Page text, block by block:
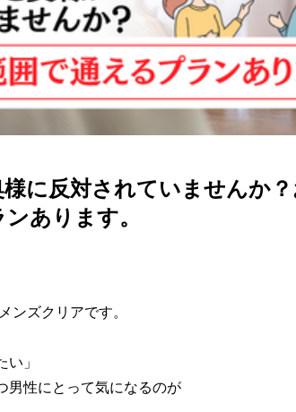
様に反対されていませんか
あります。
ンズクリアです。
い」
男性にとって気になるのが